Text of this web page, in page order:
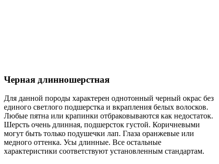
Черная длинношерстная
Для данной породы характерен однотонный черный окрас без
единого светлого подшерстка и вкрапления белых волосков.
Любые пятна или крапинки отбраковываются как недостаток.
Шерсть очень длинная, подшерсток густой. Коричневыми
могут быть только подушечки лап. Глаза оранжевые или
медного оттенка. Усы длинные. Все остальные
характеристики соответствуют установленным стандартам.